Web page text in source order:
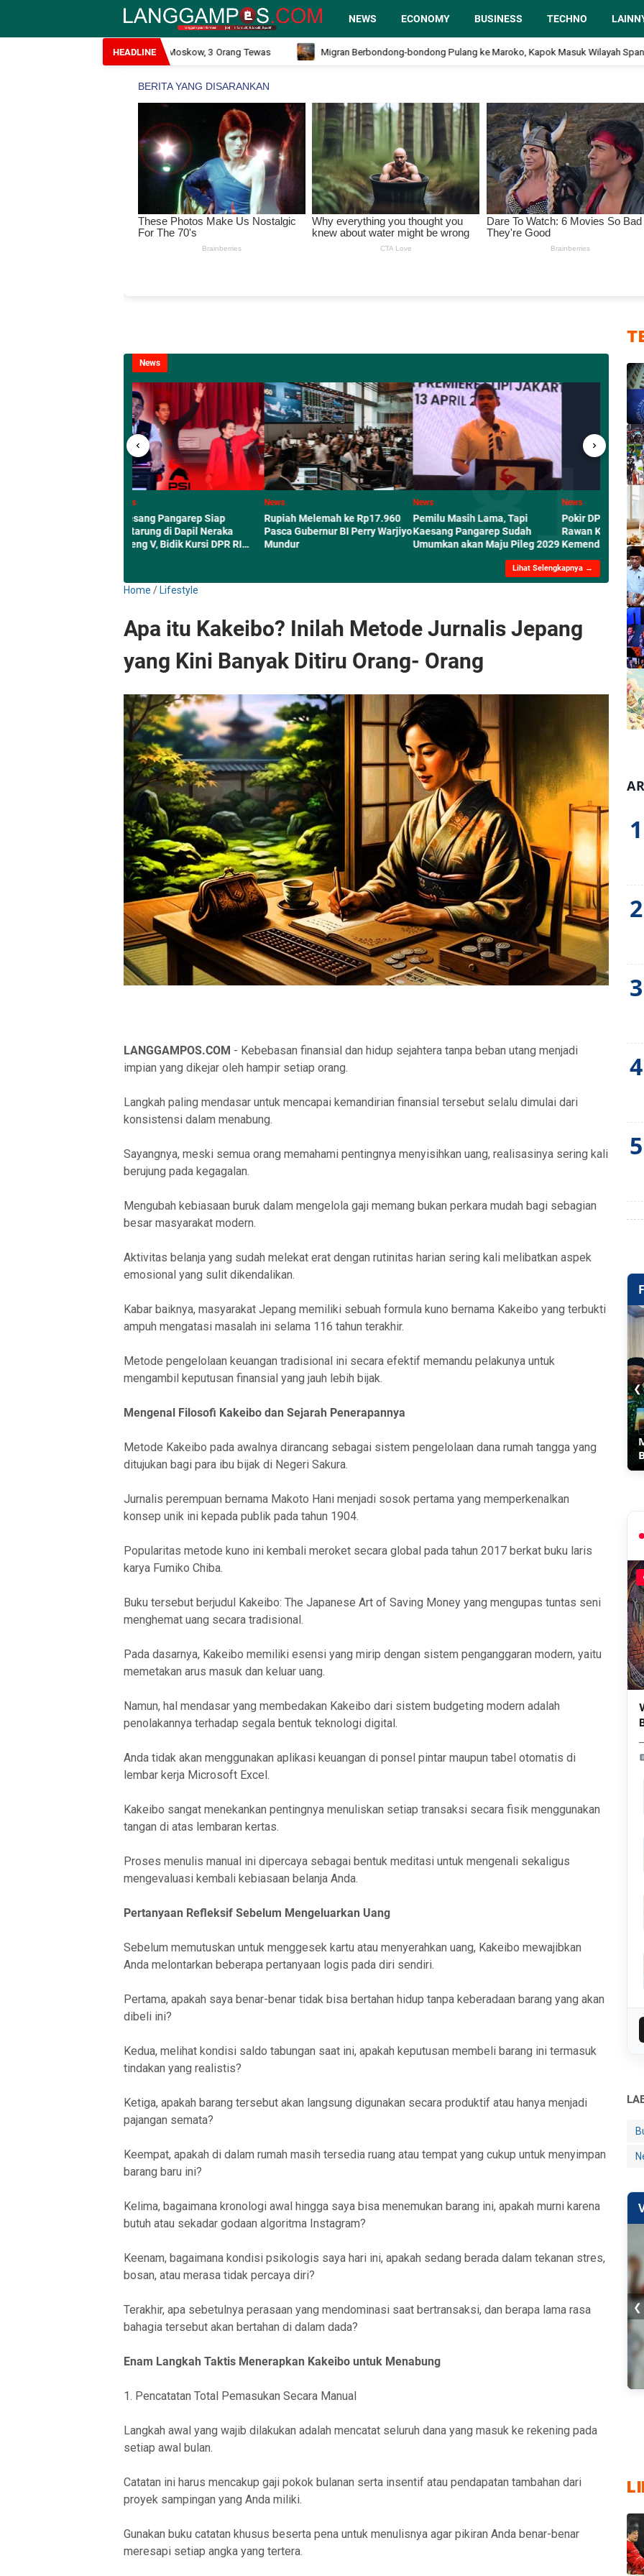
NEWS ECONOMY BUSINESS TECHNO
HEADLINE
Bom Guncang Restoran Mewah di Moskow, 3 Orang Tewas Migran Berbondong-bondong Pulang ke Maroko, Kapok Masuk Wilayah Spanyol
News
Kaesang Pangarep Siap
Bertarung di Dapil Neraka
Jateng V, Bidik Kursi DPR RI
Rupiah Melemah ke Rp17.960
Pasca Gubernur BI Perry Warjiyo
Mundur
Pemilu Masih Lama, Tapi
Kaesang Pangarep Sudah
Umumkan akan Maju Pileg 2029
Pokir DPRD Masuk dalam
Rawan Korupsi Daerah,
Kemendagri dan KPK
Lihat Selengkapnya →
Home / Lifestyle
Apa itu Kakeibo? Inilah Metode Jurnalis Jepang
yang Kini Banyak Ditiru Orang- Orang
LANGGAMPOS.COM - Kebebasan finansial dan hidup sejahtera tanpa beban utang menjadi
impian yang dikejar oleh hampir setiap orang.
Langkah paling mendasar untuk mencapai kemandirian finansial tersebut selalu dimulai dari
konsistensi dalam menabung.
Sayangnya, meski semua orang memahami pentingnya menyisihkan uang, realisasinya sering kali
berujung pada kegagalan.
Mengubah kebiasaan buruk dalam mengelola gaji memang bukan perkara mudah bagi sebagian
besar masyarakat modern.
Aktivitas belanja yang sudah melekat erat dengan rutinitas harian sering kali melibatkan aspek
emosional yang sulit dikendalikan.
Kabar baiknya, masyarakat Jepang memiliki sebuah formula kuno bernama Kakeibo yang terbukti
ampuh mengatasi masalah ini selama 116 tahun terakhir.
Metode pengelolaan keuangan tradisional ini secara efektif memandu pelakunya untuk
mengambil keputusan finansial yang jauh lebih bijak.
Mengenal Filosofi Kakeibo dan Sejarah Penerapannya
Metode Kakeibo pada awalnya dirancang sebagai sistem pengelolaan dana rumah tangga yang
ditujukan bagi para ibu bijak di Negeri Sakura.
Jurnalis perempuan bernama Makoto Hani menjadi sosok pertama yang memperkenalkan
konsep unik ini kepada publik pada tahun 1904.
Popularitas metode kuno ini kembali meroket secara global pada tahun 2017 berkat buku laris
karya Fumiko Chiba.
Buku tersebut berjudul Kakeibo: The Japanese Art of Saving Money yang mengupas tuntas seni
menghemat uang secara tradisional.
Pada dasarnya, Kakeibo memiliki esensi yang mirip dengan sistem penganggaran modern, yaitu
memetakan arus masuk dan keluar uang.
Namun, hal mendasar yang membedakan Kakeibo dari sistem budgeting modern adalah
penolakannya terhadap segala bentuk teknologi digital.
Anda tidak akan menggunakan aplikasi keuangan di ponsel pintar maupun tabel otomatis di
lembar kerja Microsoft Excel.
Kakeibo sangat menekankan pentingnya menuliskan setiap transaksi secara fisik menggunakan
tangan di atas lembaran kertas.
Proses menulis manual ini dipercaya sebagai bentuk meditasi untuk mengenali sekaligus
mengevaluasi kembali kebiasaan belanja Anda.
Pertanyaan Refleksif Sebelum Mengeluarkan Uang
Sebelum memutuskan untuk menggesek kartu atau menyerahkan uang, Kakeibo mewajibkan
Anda melontarkan beberapa pertanyaan logis pada diri sendiri.
Pertama, apakah saya benar-benar tidak bisa bertahan hidup tanpa keberadaan barang yang akan
dibeli ini?
Kedua, melihat kondisi saldo tabungan saat ini, apakah keputusan membeli barang ini termasuk
tindakan yang realistis?
Ketiga, apakah barang tersebut akan langsung digunakan secara produktif atau hanya menjadi
pajangan semata?
Keempat, apakah di dalam rumah masih tersedia ruang atau tempat yang cukup untuk menyimpan
barang baru ini?
Kelima, bagaimana kronologi awal hingga saya bisa menemukan barang ini, apakah murni karena
butuh atau sekadar godaan algoritma Instagram?
Keenam, bagaimana kondisi psikologis saya hari ini, apakah sedang berada dalam tekanan stres,
bosan, atau merasa tidak percaya diri?
Terakhir, apa sebetulnya perasaan yang mendominasi saat bertransaksi, dan berapa lama rasa
bahagia tersebut akan bertahan di dalam dada?
Enam Langkah Taktis Menerapkan Kakeibo untuk Menabung
1. Pencatatan Total Pemasukan Secara Manual
Langkah awal yang wajib dilakukan adalah mencatat seluruh dana yang masuk ke rekening pada
setiap awal bulan.
Catatan ini harus mencakup gaji pokok bulanan serta insentif atau pendapatan tambahan dari
proyek sampingan yang Anda miliki.
Gunakan buku catatan khusus beserta pena untuk menulisnya agar pikiran Anda benar-benar
meresapi setiap angka yang tertera.
1
2
3
4
5
❮
❮